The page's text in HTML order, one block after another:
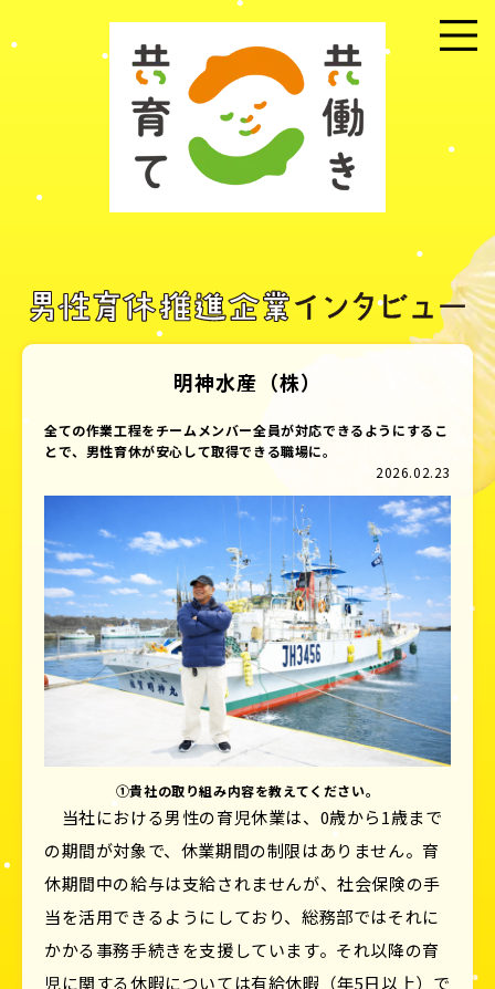
明神水産（株）
全ての作業工程をチームメンバー全員が対応できるようにするこ
とで、男性育休が安心して取得できる職場に。
2026.02.23
①貴社の取り組み内容を教えてください。
当社における男性の育児休業は、0歳から1歳まで
の期間が対象で、休業期間の制限はありません。育
休期間中の給与は支給されませんが、社会保険の手
当を活用できるようにしており、総務部ではそれに
かかる事務手続きを支援しています。それ以降の育
児に関する休暇については有給休暇（年5日以上）で